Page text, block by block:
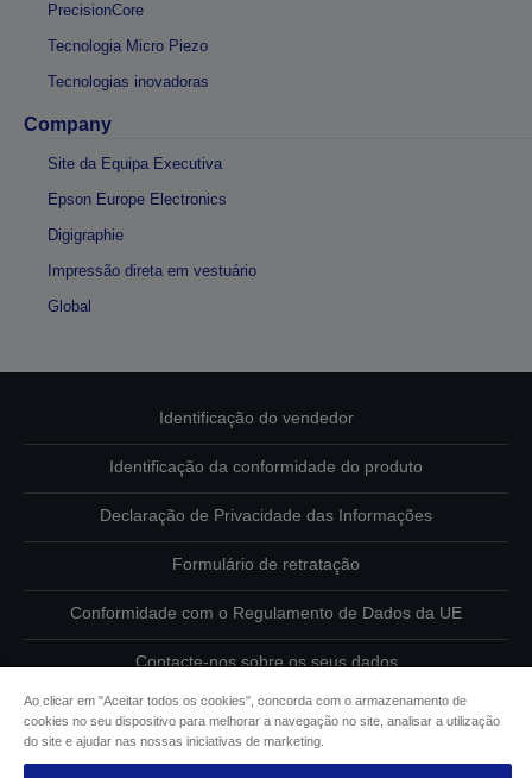
PrecisionCore
Tecnologia Micro Piezo
Tecnologias inovadoras
Company
Site da Equipa Executiva
Epson Europe Electronics
Digigraphie
Impressão direta em vestuário
Global
Identificação do vendedor
Identificação da conformidade do produto
Declaração de Privacidade das Informações
Formulário de retratação
Conformidade com o Regulamento de Dados da UE
Contacte-nos sobre os seus dados
Informações sobre cookies
Ao clicar em "Aceitar todos os cookies", concorda com o armazenamento de
cookies no seu dispositivo para melhorar a navegação no site, analisar a utilização
do site e ajudar nas nossas iniciativas de marketing.